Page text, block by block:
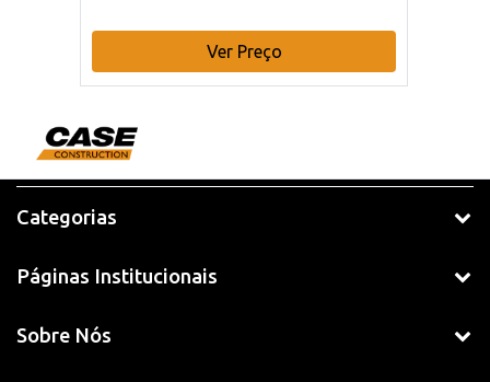
Ver Preço
Categorias
Páginas Institucionais
Sobre Nós